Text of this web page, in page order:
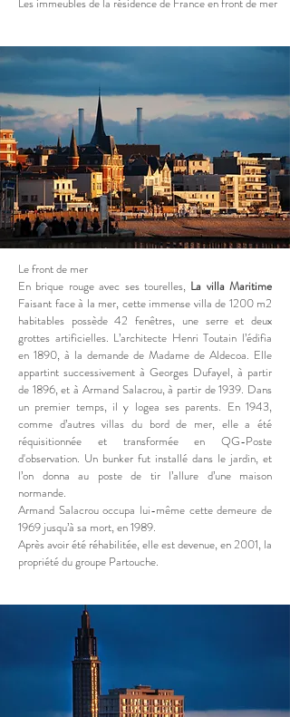
Le front de mer
En brique rouge avec ses tourelles, La villa Maritime
Faisant face à la mer, cette immense villa de 1200 m2
habitables possède 42 fenêtres, une serre et deux
grottes artificielles. L’architecte Henri Toutain l’édifia
en 1890, à la demande de Madame de Aldecoa. Elle
appartint successivement à Georges Dufayel, à partir
de 1896, et à Armand Salacrou, à partir de 1939. Dans
un premier temps, il y logea ses parents. En 1943,
comme d’autres villas du bord de mer, elle a été
réquisitionnée et transformée en QG-Poste
d'observation. Un bunker fut installé dans le jardin, et
l’on donna au poste de tir l’allure d’une maison
normande.
Armand Salacrou occupa lui-même cette demeure de
1969 jusqu’à sa mort, en 1989.
Après avoir été réhabilitée, elle est devenue, en 2001, la
propriété du groupe Partouche.